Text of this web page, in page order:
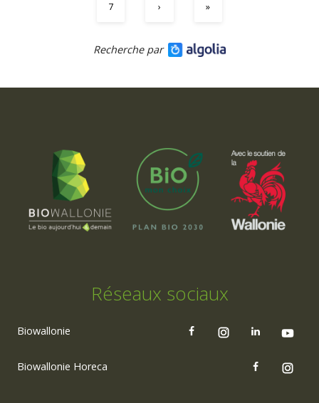
7 › »
Recherche par
Réseaux sociaux
Biowallonie
Biowallonie Horeca